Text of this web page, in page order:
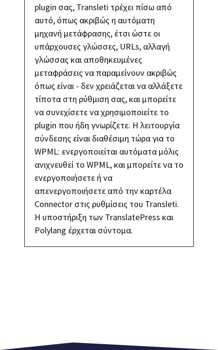
plugin σας, Transleti τρέχει πίσω από
αυτό, όπως ακριβώς η αυτόματη
μηχανή μετάφρασης, έτσι ώστε οι
υπάρχουσες γλώσσες, URLs, αλλαγή
γλώσσας και αποθηκευμένες
μεταφράσεις να παραμείνουν ακριβώς
όπως είναι - δεν χρειάζεται να αλλάξετε
τίποτα στη ρύθμιση σας, και μπορείτε
να συνεχίσετε να χρησιμοποιείτε το
plugin που ήδη γνωρίζετε. Η λειτουργία
σύνδεσης είναι διαθέσιμη τώρα για το
WPML: ενεργοποιείται αυτόματα μόλις
ανιχνευθεί το WPML, και μπορείτε να το
ενεργοποιήσετε ή να
απενεργοποιήσετε από την καρτέλα
Connector στις ρυθμίσεις του Transleti.
Η υποστήριξη των TranslatePress και
Polylang έρχεται σύντομα.